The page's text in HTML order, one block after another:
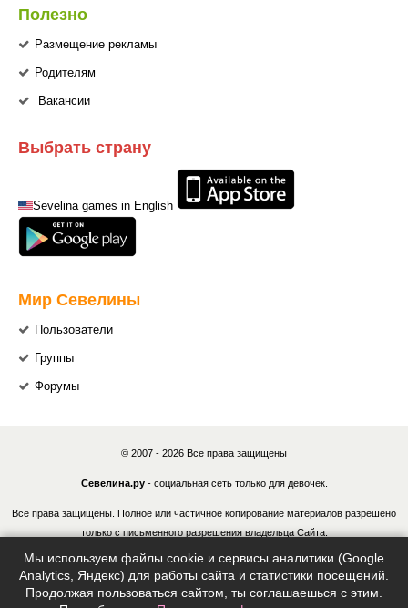
Полезно
Размещение рекламы
Родителям
Вакансии
Выбрать страну
Sevelina games in English
Мир Севелины
Пользователи
Группы
Форумы
© 2007 - 2026 Все права защищены
Севелина.ру- социальная сеть только для девочек.
Все права защищены. Полное или частичное копирование материалов разрешено
только с письменного разрешения владельца Сайта.
В случае обнаружения нарушений, виновные лица могут быть привлечены к
ответственности в соответствии с действующим законодательством Российской
Федерации.
Мы используем файлы cookie и сервисы аналитики (Google
Analytics, Яндекс) для работы сайта и статистики посещений.
Продолжая пользоваться сайтом, ты соглашаешься с этим.